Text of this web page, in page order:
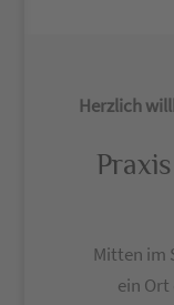
Herzlich
Mitten im
ein Ort